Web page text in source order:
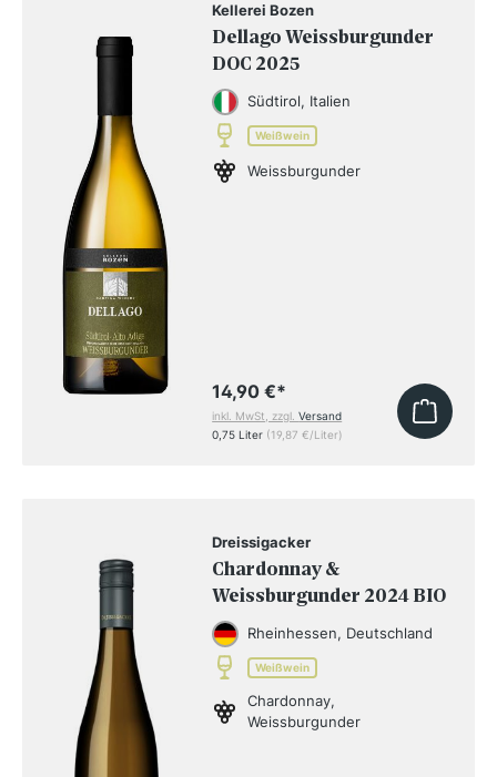
Kellerei Bozen
Dellago Weissburgunder
DOC 2025
Südtirol, Italien
Weißwein
Weissburgunder
14,90 €*
inkl. MwSt, zzgl.Versand
0,75 Liter (19,87 €/Liter)
Dreissigacker
Chardonnay &
Weissburgunder 2024 BIO
Rheinhessen, Deutschland
Weißwein
Chardonnay,
Weissburgunder